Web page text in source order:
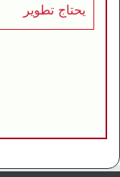
يحتاج تطوير